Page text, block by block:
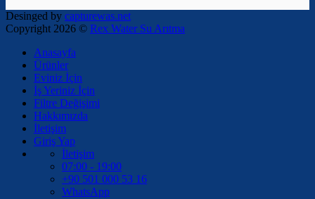
Desinged by capturewas.net
Copyright 2026 © Rex Water Su Arıtma
Anasayfa
Ürünler
Eviniz İçin
İş Yeriniz İçin
Filtre Değişimi
Hakkımızda
İletişim
Giriş Yap
İletişim
07:00 - 19:00
+90 501 000 53 16
WhatsApp